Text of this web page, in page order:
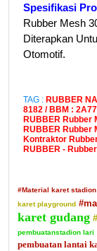
Spesifikasi
Rubber Mesh
Diterapkan
Otomotif.
TAG : RUBBER
8182 / BBM :
RUBBER Rubber
RUBBER Rubber
Kontraktor
RUBBER -
#Material karet
karet playground
karet gudang
pembuatanstadion lari
pembuatan lantai